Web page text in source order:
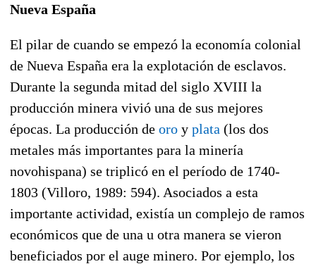
Nueva España
El pilar de cuando se empezó la economía colonial
de Nueva España era la explotación de esclavos.
Durante la segunda mitad del siglo XVIII la
producción minera vivió una de sus mejores
épocas. La producción de oro y plata (los dos
metales más importantes para la minería
novohispana) se triplicó en el período de 1740-
1803 (Villoro, 1989: 594). Asociados a esta
importante actividad, existía un complejo de ramos
económicos que de una u otra manera se vieron
beneficiados por el auge minero. Por ejemplo, los